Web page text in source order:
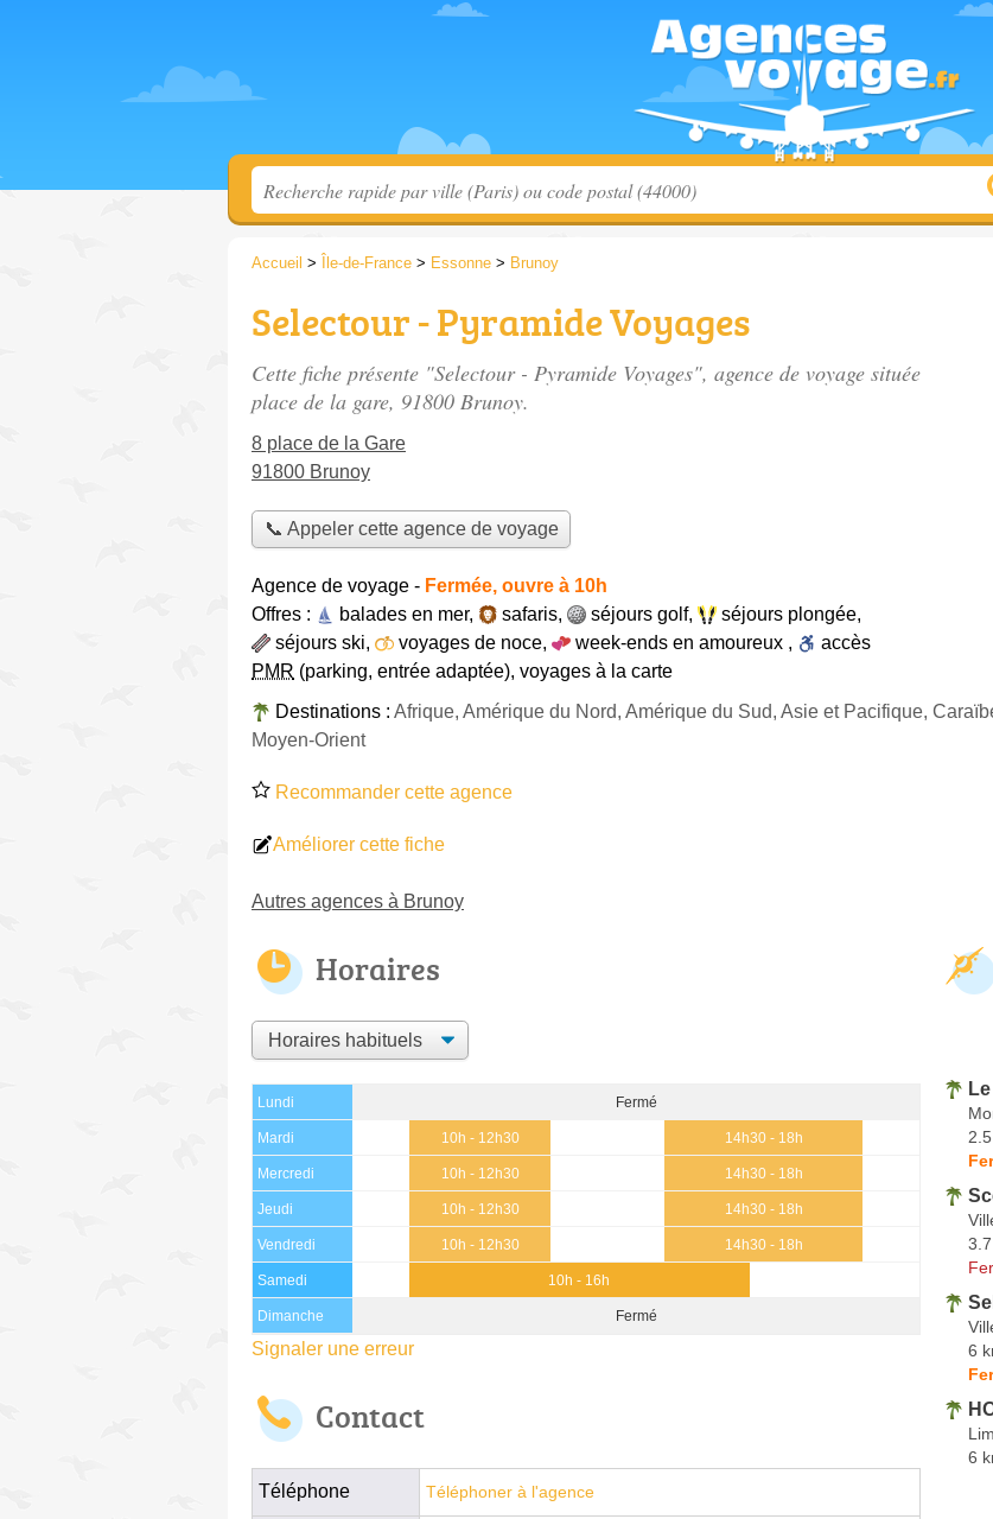
Accueil > Île-de-France > Essonne > Brunoy
Selectour - Pyramide Voyages
Cette fiche présente "Selectour - Pyramide Voyages", agence de voyage située
place de la gare, 91800 Brunoy.
8 place de la Gare
91800 Brunoy
📞 Appeler cette agence de voyage
Agence de voyage - Fermée, ouvre à 10h
Offres :
balades en mer, safaris, séjours golf, séjours plongée,
séjours ski, voyages de noce, week-ends en amoureux ,
accès
PMR (parking, entrée adaptée), voyages à la carte
Destinations : Afrique, Amérique du Nord, Amérique du Sud, Asie et Pacifique,
Moyen-Orient
Recommander cette agence
Améliorer cette fiche
Autres agences à Brunoy
Horaires
Lundi Fermé
Mardi 10h - 12h30 14h30 - 18h
Mercredi 10h - 12h30 14h30 - 18h
Jeudi 10h - 12h30 14h30 - 18h
Vendredi 10h - 12h30 14h30 - 18h
Samedi 10h - 16h
Dimanche Fermé
Signaler une erreur
Contact
Téléphone Téléphoner à l'agence
6
6